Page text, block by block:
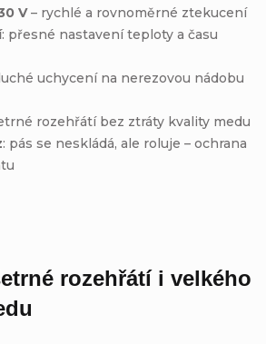
V– rychlé a rovnoměrné ztekucení
: přesné nastavení teploty a času
uchycení na nerezovou nádobu
rozehřátí bez ztráty kvality medu
: pás se neskládá, ale roluje – ochrana
rozehřátí i velkého